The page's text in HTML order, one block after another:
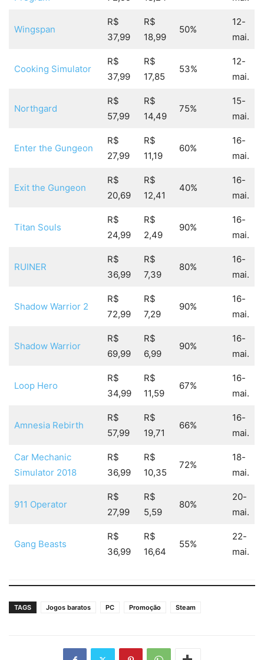
Wingspan
R$
37,99
R$
18,99
50%
12-
mai.
Cooking Simulator
R$
37,99
R$
17,85
53%
12-
mai.
Northgard
R$
57,99
R$
14,49
75%
15-
mai.
Enter the Gungeon
R$
27,99
R$
11,19
60%
16-
mai.
Exit the Gungeon
R$
20,69
R$
12,41
40%
16-
mai.
Titan Souls
R$
24,99
R$
2,49
90%
16-
mai.
RUINER
R$
36,99
R$
7,39
80%
16-
mai.
Shadow Warrior 2
R$
72,99
R$
7,29
90%
16-
mai.
Shadow Warrior
R$
69,99
R$
6,99
90%
16-
mai.
Loop Hero
R$
34,99
R$
11,59
67%
16-
mai.
Amnesia Rebirth
R$
57,99
R$
19,71
66%
16-
mai.
Car Mechanic
Simulator 2018
R$
36,99
R$
10,35
72%
18-
mai.
911 Operator
R$
27,99
R$
5,59
80%
20-
mai.
Gang Beasts
R$
36,99
R$
16,64
55%
22-
mai.
TAGS Jogos baratos PC Promoção Steam